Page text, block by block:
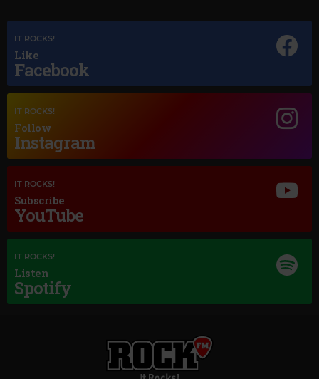
Magic Jazz
IT ROCKS!
Like
Facebook
IT ROCKS!
Follow
Instagram
IT ROCKS!
Subscribe
YouTube
IT ROCKS!
Listen
Spotify